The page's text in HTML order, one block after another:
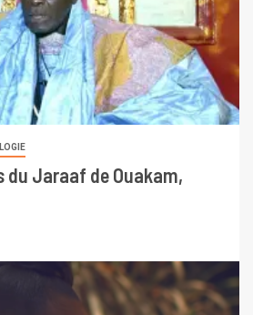
du Jaraaf de Ouakam,